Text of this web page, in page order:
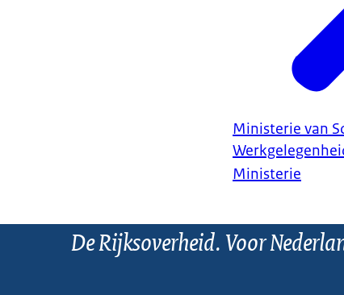
Ministerie van
Ministerie
De Rijksoverheid. Voor